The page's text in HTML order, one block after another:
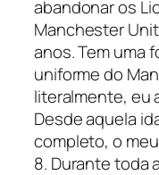
abandonar os
Manchester
anos. Tem uma
uniforme do
literalmente, eu
Desde aquela
completo, o
8. Durante toda